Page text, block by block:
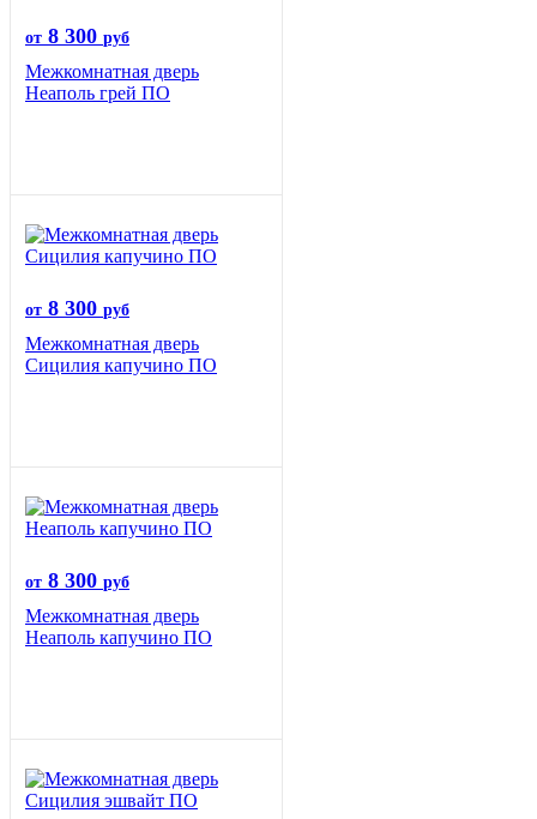
от 8 300 руб
Межкомнатная дверь
Неаполь грей ПО
от 8 300 руб
Межкомнатная дверь
Сицилия капучино ПО
от 8 300 руб
Межкомнатная дверь
Неаполь капучино ПО